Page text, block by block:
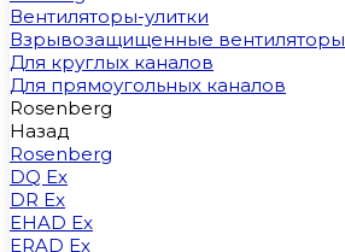
Вентиляторы-улитки
Взрывозащищенные вентиляторы
Для круглых каналов
Для прямоугольных каналов
Rosenberg
Назад
Rosenberg
DQ Ex
DR Ex
EHAD Ex
ERAD Ex